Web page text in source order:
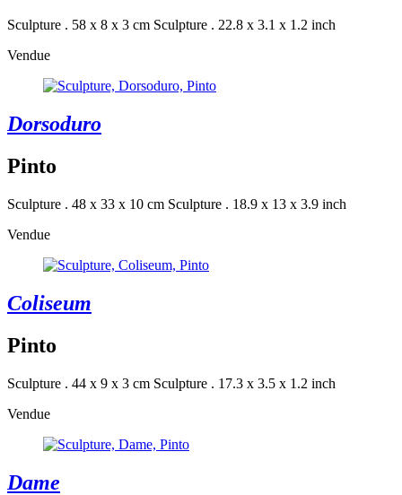
Sculpture . 58 x 8 x 3 cm Sculpture . 22.8 x 3.1 x 1.2 inch
Vendue
Dorsoduro
Pinto
Sculpture . 48 x 33 x 10 cm Sculpture . 18.9 x 13 x 3.9 inch
Vendue
Coliseum
Pinto
Sculpture . 44 x 9 x 3 cm Sculpture . 17.3 x 3.5 x 1.2 inch
Vendue
Dame